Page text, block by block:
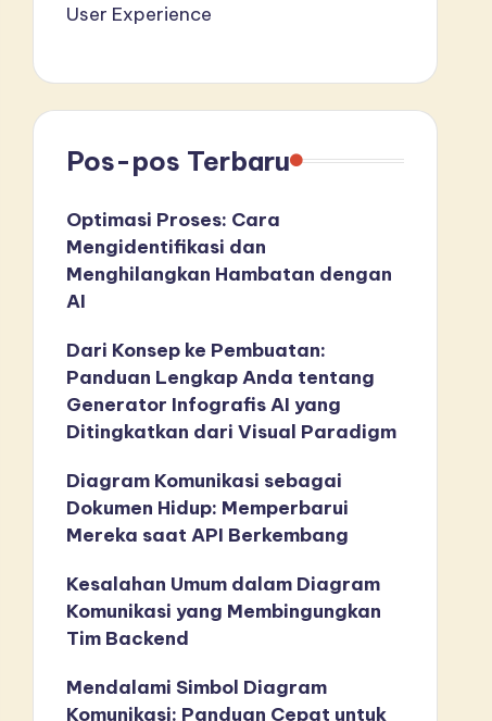
User Experience
Pos-pos Terbaru
Optimasi Proses: Cara
Mengidentifikasi dan
Menghilangkan Hambatan dengan
AI
Dari Konsep ke Pembuatan:
Panduan Lengkap Anda tentang
Generator Infografis AI yang
Ditingkatkan dari Visual Paradigm
Diagram Komunikasi sebagai
Dokumen Hidup: Memperbarui
Mereka saat API Berkembang
Kesalahan Umum dalam Diagram
Komunikasi yang Membingungkan
Tim Backend
Mendalami Simbol Diagram
Komunikasi: Panduan Cepat untuk